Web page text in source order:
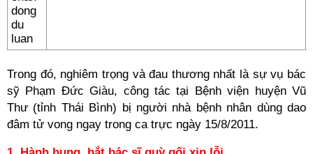
Trong đó, nghiêm trọng và đau thương nhất là sự vụ bác
sỹ Phạm Đức Giàu, công tác tại Bệnh viện huyện Vũ
Thư (tỉnh Thái Bình) bị người nhà bệnh nhân dùng dao
đâm tử vong ngay trong ca trực ngày 15/8/2011.